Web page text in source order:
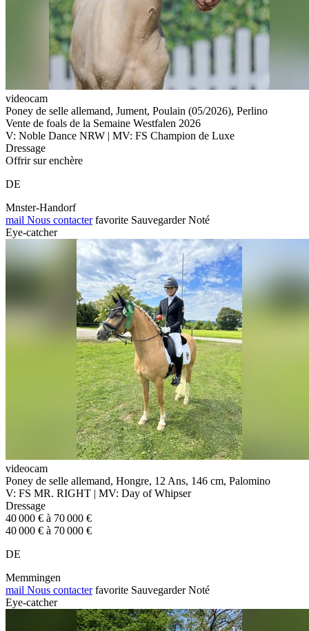
videocam
Poney de selle allemand, Jument, Poulain (05/2026), Perlino
Vente de foals de la Semaine Westfalen 2026
V: Noble Dance NRW | MV: FS Champion de Luxe
Dressage
Offrir sur enchère
DE
Mnster-Handorf
mail Nous contacter favorite Sauvegarder Noté
Eye-catcher
videocam
Poney de selle allemand, Hongre, 12 Ans, 146 cm, Palomino
V: FS MR. RIGHT | MV: Day of Whipser
Dressage
40 000 € à 70 000 €
40 000 € à 70 000 €
DE
Memmingen
mail Nous contacter favorite Sauvegarder Noté
Eye-catcher